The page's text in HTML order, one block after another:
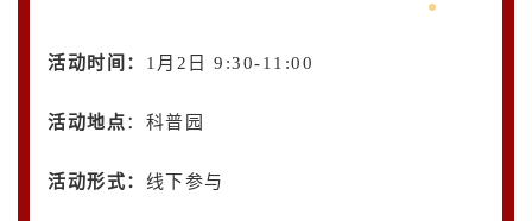
活动时间： 1月2日 9:30-11:00
活动地点：科普园
活动形式： 线下参与